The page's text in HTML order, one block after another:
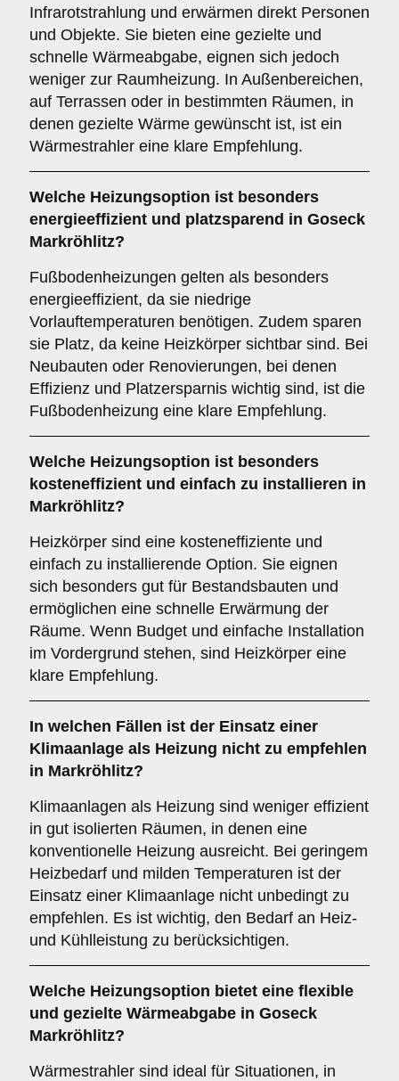
Infrarotstrahlung und erwärmen direkt Personen
und Objekte. Sie bieten eine gezielte und
schnelle Wärmeabgabe, eignen sich jedoch
weniger zur Raumheizung. In Außenbereichen,
auf Terrassen oder in bestimmten Räumen, in
denen gezielte Wärme gewünscht ist, ist ein
Wärmestrahler eine klare Empfehlung.
Welche Heizungsoption ist besonders
energieeffizient und platzsparend in Goseck
Markröhlitz?
Fußbodenheizungen gelten als besonders
energieeffizient, da sie niedrige
Vorlauftemperaturen benötigen. Zudem sparen
sie Platz, da keine Heizkörper sichtbar sind. Bei
Neubauten oder Renovierungen, bei denen
Effizienz und Platzersparnis wichtig sind, ist die
Fußbodenheizung eine klare Empfehlung.
Welche Heizungsoption ist besonders
kosteneffizient und einfach zu installieren in
Markröhlitz?
Heizkörper sind eine kosteneffiziente und
einfach zu installierende Option. Sie eignen
sich besonders gut für Bestandsbauten und
ermöglichen eine schnelle Erwärmung der
Räume. Wenn Budget und einfache Installation
im Vordergrund stehen, sind Heizkörper eine
klare Empfehlung.
In welchen Fällen ist der Einsatz einer
Klimaanlage als Heizung nicht zu empfehlen
in Markröhlitz?
Klimaanlagen als Heizung sind weniger effizient
in gut isolierten Räumen, in denen eine
konventionelle Heizung ausreicht. Bei geringem
Heizbedarf und milden Temperaturen ist der
Einsatz einer Klimaanlage nicht unbedingt zu
empfehlen. Es ist wichtig, den Bedarf an Heiz-
und Kühlleistung zu berücksichtigen.
Welche Heizungsoption bietet eine flexible
und gezielte Wärmeabgabe in Goseck
Markröhlitz?
Wärmestrahler sind ideal für Situationen, in